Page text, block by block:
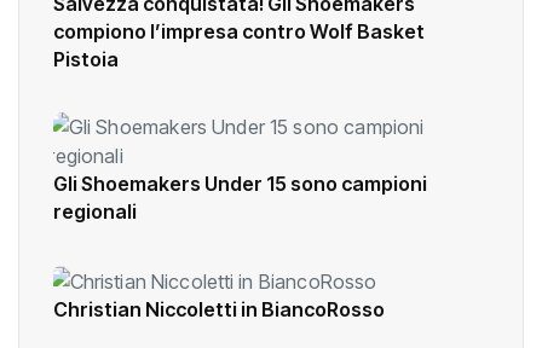
compiono l’impresa contro Wolf Basket
Pistoia
Gli Shoemakers Under 15 sono campioni
regionali
Christian Niccoletti in BiancoRosso